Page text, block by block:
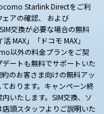
Starlink Directをご利
アの確認、 および
交換が必要な場合の無料
MAX」「ドコモ MAX」
以外の料金プランをご契
ートも無料でサポートいた
のお客さま向けの無料アッ
おります。キャンペーン終
いたします。SIM交換、ソ
頭スタッフよりご説明いた